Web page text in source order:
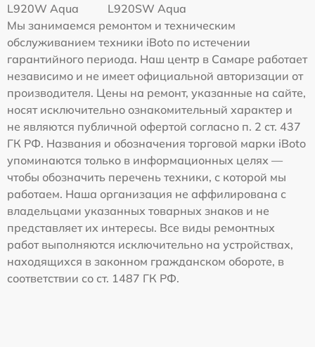
L920W Aqua
L920SW Aqua
Мы занимаемся ремонтом и техническим
обслуживанием техники iBoto по истечении
гарантийного периода. Наш центр в Самаре работает
независимо и не имеет официальной авторизации от
производителя. Цены на ремонт, указанные на сайте,
носят исключительно ознакомительный характер и
не являются публичной офертой согласно п. 2 ст. 437
ГК РФ. Названия и обозначения торговой марки iBoto
упоминаются только в информационных целях —
чтобы обозначить перечень техники, с которой мы
работаем. Наша организация не аффилирована с
владельцами указанных товарных знаков и не
представляет их интересы. Все виды ремонтных
работ выполняются исключительно на устройствах,
находящихся в законном гражданском обороте, в
соответствии со ст. 1487 ГК РФ.